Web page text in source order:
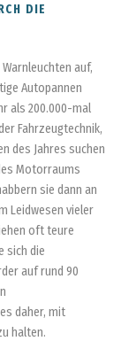
DIE
auf,
Autopannen
als 200.000-mal
Fahrzeugtechnik,
des Jahres suchen
Motorraums
sie dann an
Leidwesen vieler
oft teure
sich die
auf rund 90
daher, mit
halten.